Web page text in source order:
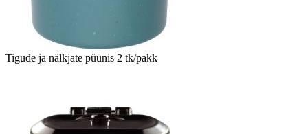
Tigude ja nälkjate püünis 2 tk/pakk